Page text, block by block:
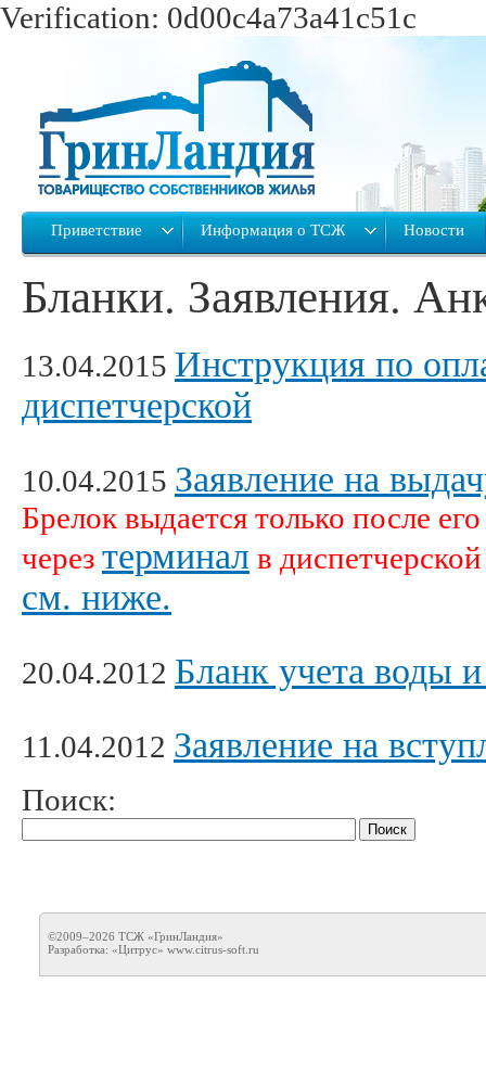
Verification: 0d00c4a73a41c51c
Приветствие Информация о ТСЖ Новости
Бланки. Заявления.
13.04.2015 Инструкция по
диспетчерской
10.04.2015 Заявление на
Брелок выдается только после
через терминал в
см. ниже.
20.04.2012 Бланк учета воды и
11.04.2012 Заявление на
Поиск:
©2009–2026 ТСЖ «ГринЛандия»
Разработка: «Цитрус» www.citrus-soft.ru